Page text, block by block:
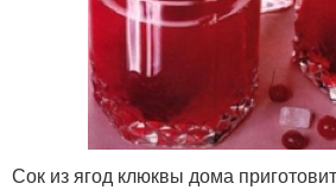
Сок из ягод клюквы дома